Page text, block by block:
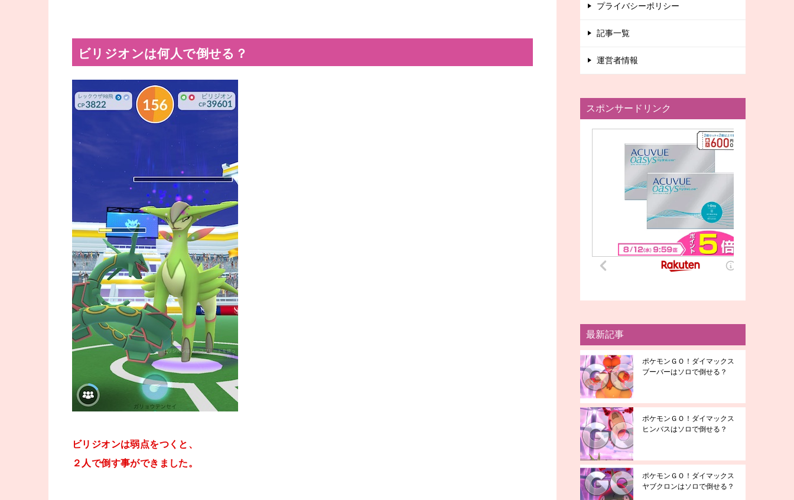
ビリジオンは何人で倒せる？
ビリジオンは弱点をつくと、
２人で倒す事ができました。
プライバシーポリシー
記事一覧
運営者情報
スポンサードリンク
最新記事
ポケモンＧＯ！ダイマックス
ブーバーはソロで倒せる？
ポケモンＧＯ！ダイマックス
ヒンバスはソロで倒せる？
ポケモンＧＯ！ダイマックス
ヤブクロンはソロで倒せる？